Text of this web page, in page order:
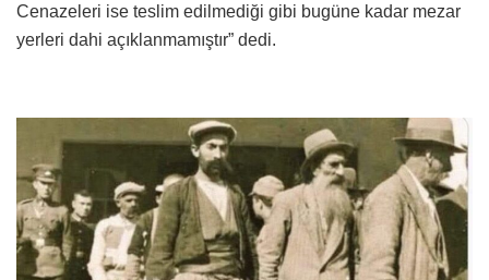
Cenazeleri ise teslim edilmediği gibi bugüne kadar mezar
yerleri dahi açıklanmamıştır” dedi.